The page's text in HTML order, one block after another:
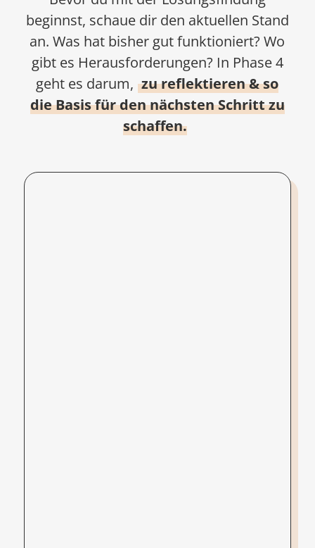
beginnst, schaue dir den aktuellen Stand
an. Was hat bisher gut funktioniert? Wo
gibt es Herausforderungen? In Phase 4
geht es darum, zu reflektieren & so
die Basis für den nächsten Schritt zu
schaffen.